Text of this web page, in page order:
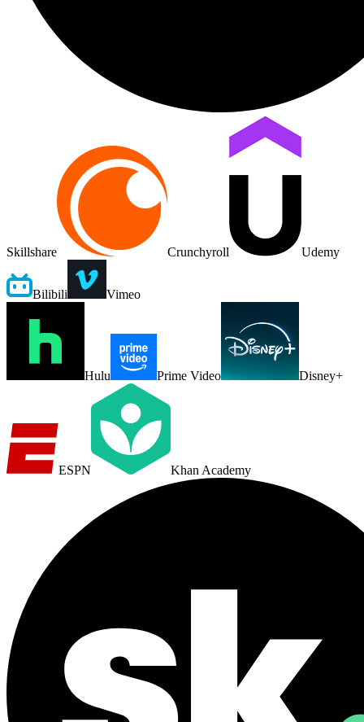
Skillshare Crunchyroll Udemy
Bilibili Vimeo
Hulu Prime Video Disney+
ESPN Khan Academy